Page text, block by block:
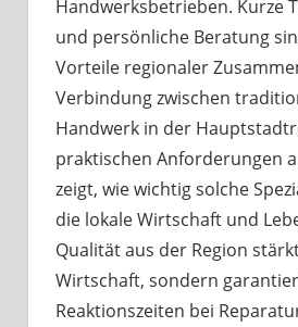
Handwerksbetrieben. Kurze
und persönliche Beratung
Vorteile regionaler
Verbindung zwischen
Handwerk in der
praktischen Anforderungen
zeigt, wie wichtig solche
die lokale Wirtschaft und
Qualität aus der Region
Wirtschaft, sondern
Reaktionszeiten bei